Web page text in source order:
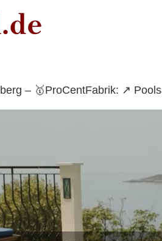
– 🥇ProCentFabrik: ↗️